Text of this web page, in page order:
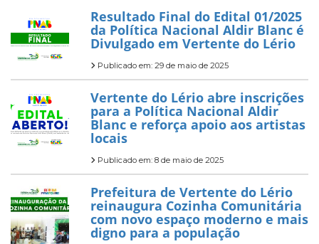
Resultado Final do Edital 01/2025
da Política Nacional Aldir Blanc é
Divulgado em Vertente do Lério
Publicado em: 29 de maio de 2025
Vertente do Lério abre inscrições
para a Política Nacional Aldir
Blanc e reforça apoio aos artistas
locais
Publicado em: 8 de maio de 2025
Prefeitura de Vertente do Lério
reinaugura Cozinha Comunitária
com novo espaço moderno e mais
digno para a população